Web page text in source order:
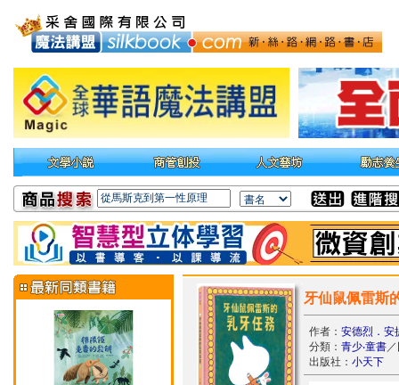
牙仙鼠佩雷斯
作者： 安德烈．安
分類： 青少‧童書／
出版社： 小天下